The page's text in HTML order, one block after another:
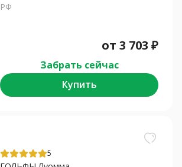
РФ
от 3 703 ₽
Забрать сейчас
Купить
5